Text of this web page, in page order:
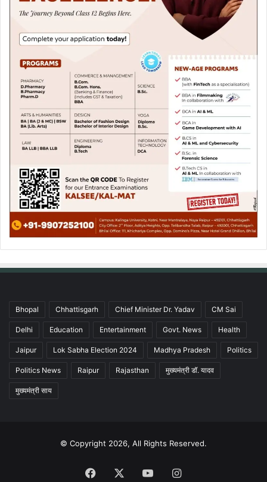
Bhopal Chhattisgarh Chief Minister Dr. Yadav CM Sai
Delhi Education Entertainment Govt. News Health
Jaipur Lok Sabha Election 2024 Madhya Pradesh Politics
Politics News Raipur Rajasthan मुख्यमंत्री डॉ. यादव
मुख्यमंत्री साय
© Copyright 2026, All Rights Reserved.
Facebook YouTubeInstagram